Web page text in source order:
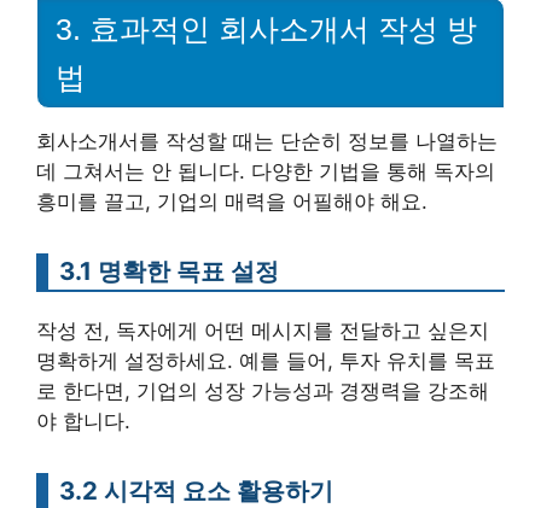
3. 효과적인 회사소개서 작성 방
법
회사소개서를 작성할 때는 단순히 정보를 나열하는
데 그쳐서는 안 됩니다. 다양한 기법을 통해 독자의
흥미를 끌고, 기업의 매력을 어필해야 해요.
3.1 명확한 목표 설정
작성 전, 독자에게 어떤 메시지를 전달하고 싶은지
명확하게 설정하세요. 예를 들어, 투자 유치를 목표
로 한다면, 기업의 성장 가능성과 경쟁력을 강조해
야 합니다.
3.2 시각적 요소 활용하기